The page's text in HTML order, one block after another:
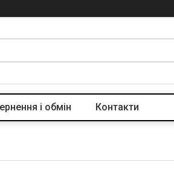
і обмін Контакти